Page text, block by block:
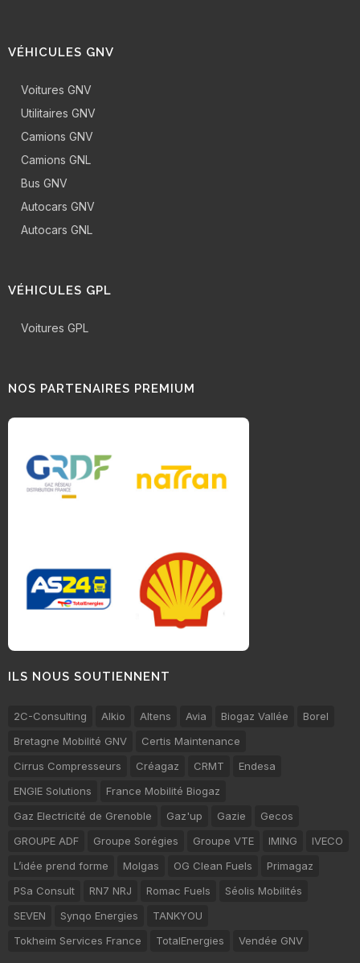
VÉHICULES GNV
Voitures GNV
Utilitaires GNV
Camions GNV
Camions GNL
Bus GNV
Autocars GNV
Autocars GNL
VÉHICULES GPL
Voitures GPL
NOS PARTENAIRES PREMIUM
ILS NOUS SOUTIENNENT
2C-Consulting Alkio Altens Avia Biogaz Vallée
Borel
Bretagne Mobilité GNV
Certis Maintenance
Cirrus Compresseurs
Créagaz CRMT
Endesa
ENGIE Solutions
France Mobilité Biogaz
Gaz Electricité de Grenoble
Gaz'up Gazie
Gecos
GROUPE ADF
Groupe Sorégies Groupe VTE IMING
IVECO
L’idée prend forme
Molgas OG Clean Fuels
Primagaz
PSa Consult
RN7 NRJ Romac Fuels
Séolis Mobilités
SEVEN
Synqo Energies
TANKYOU
Tokheim Services France
TotalEnergies Vendée GNV